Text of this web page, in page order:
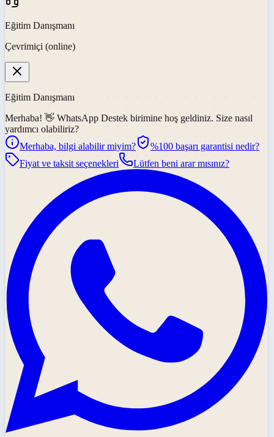
Eğitim Danışmanı
Çevrimiçi (online)
Eğitim Danışmanı
Merhaba! 👋 WhatsApp Destek birimine hoş geldiniz. Size nasıl
yardımcı olabiliriz?
Merhaba, bilgi alabilir miyim?
%100 başarı garantisi nedir?
Fiyat ve taksit seçenekleri
Lütfen beni arar mısınız?